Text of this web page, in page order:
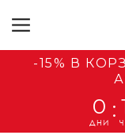
-15% В
0
ДНИ
: